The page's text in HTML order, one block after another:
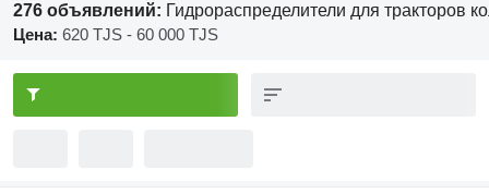
276 объявлений: Гидрораспределители для тракторов
Цена: 620 TJS - 60 000 TJS